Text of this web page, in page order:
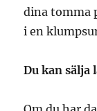
dina tomma
i en
Du kan sälja